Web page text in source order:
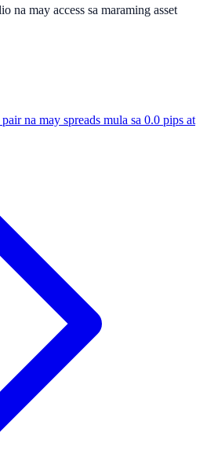
na may access sa maraming asset
na may spreads mula sa 0.0 pips at